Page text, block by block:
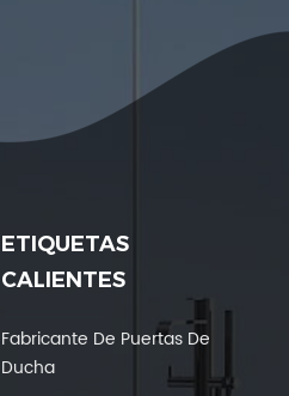
ETIQUETAS
CALIENTES
Fabricante De Puertas De
Ducha